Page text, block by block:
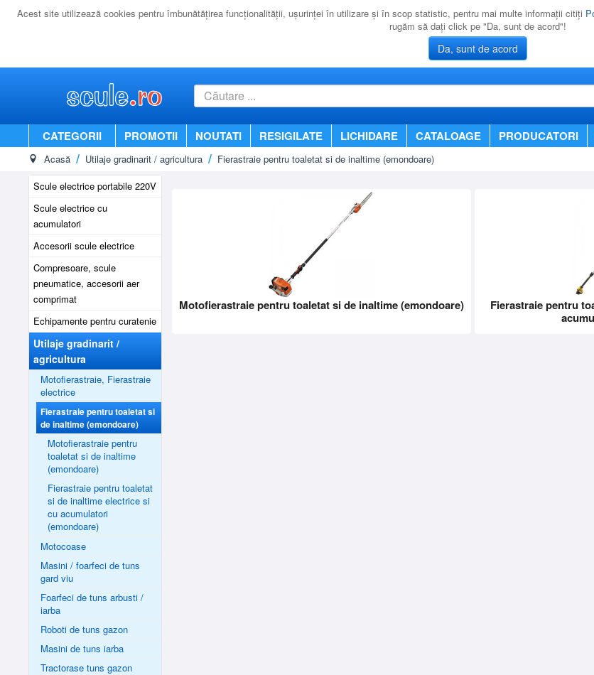
Acest site utilizează cookies pentru îmbunătăţirea funcţionalităţii, uşurinţei în utilizare şi în scop statistic, pentru mai multe informaţii citiţi
rugăm să daţi click pe "Da, sunt de acord"!
Da, sunt de acord
CATEGORII PROMOTII NOUTATI RESIGILATE LICHIDARE CATALOAGE PRODUCATORI
Acasă Utilaje gradinarit / agricultura
Fierastraie pentru toaletat si de inaltime (emondoare)
Scule electrice portabile 220V
Scule electrice cu
acumulatori
Accesorii scule electrice
Compresoare, scule
pneumatice, accesorii aer
comprimat
Echipamente pentru curatenie
Utilaje gradinarit /
agricultura
Motofierastraie, Fierastraie
electrice
Fierastraie pentru toaletat si
de inaltime (emondoare)
Motofierastraie pentru
toaletat si de inaltime
(emondoare)
Fierastraie pentru toaletat
si de inaltime electrice si
cu acumulatori
(emondoare)
Motocoase
Masini / foarfeci de tuns
gard viu
Foarfeci de tuns arbusti /
iarba
Roboti de tuns gazon
Masini de tuns iarba
Tractorase tuns gazon
Motofierastraie pentru toaletat si de inaltime (emondoare)
Fierastraie pentru